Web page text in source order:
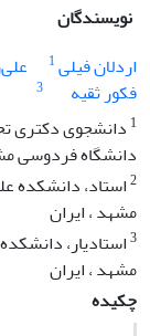
نویسندگان
اردلان فیلی1
فکور ثقیه
3
1 دانشجوی دکتری
دانشگاه فردوسی
2استاد، دانشکده
مشهد ، ایران
3استادیار،
مشهد ، ایران
چکیده